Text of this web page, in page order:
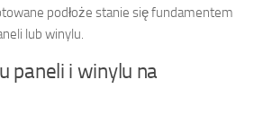
podłoże stanie się fundamentem
lub winylu.
paneli i winylu na